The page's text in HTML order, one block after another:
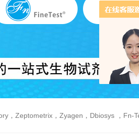
，Zyagen，Dbiosys ，Fn-Test武汉菲恩，Beyotime碧云天，Nest